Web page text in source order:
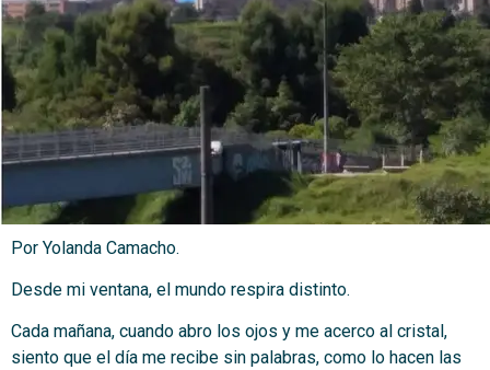
Por Yolanda Camacho.
Desde mi ventana, el mundo respira distinto.
Cada mañana, cuando abro los ojos y me acerco al cristal,
siento que el día me recibe sin palabras, como lo hacen las